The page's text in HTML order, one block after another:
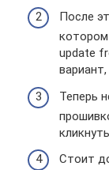
После
котором
update
Теперь
Стоит